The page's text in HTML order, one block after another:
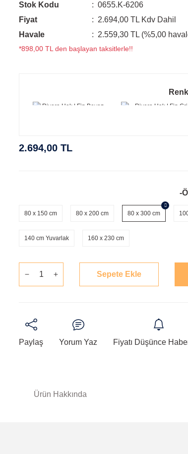
Stok Kodu
0655.K-6206
Fiyat
2.694,00 TL Kdv Dahil
Havale
2.559,30 TL (%5,00
*898,00 TL den başlayan taksitlerle!!
2.694,00 TL
-
80 x 150 cm 80 x 200 cm 80 x 300 cm
140 cm Yuvarlak 160 x 230 cm
Sepete Ekle
Paylaş Yorum Yaz Fiyatı Düşünce
Ürün Hakkında